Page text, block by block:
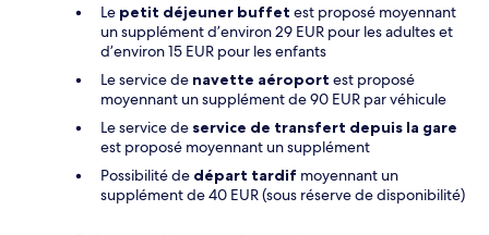
Le petit déjeuner buffet est proposé moyennant
un supplément d’environ 29 EUR pour les adultes et
d’environ 15 EUR pour les enfants
Le service de navette aéroport est proposé
moyennant un supplément de 90 EUR par véhicule
Le service de service de transfert depuis la gare
est proposé moyennant un supplément
Possibilité de départ tardif moyennant un
supplément de 40 EUR (sous réserve de disponibilité)